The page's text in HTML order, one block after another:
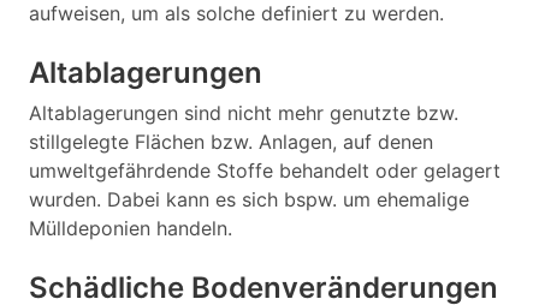
aufweisen, um als solche definiert zu werden.
Altablagerungen
Altablagerungen sind nicht mehr genutzte bzw.
stillgelegte Flächen bzw. Anlagen, auf denen
umweltgefährdende Stoffe behandelt oder gelagert
wurden. Dabei kann es sich bspw. um ehemalige
Mülldeponien handeln.
Schädliche Bodenveränderungen